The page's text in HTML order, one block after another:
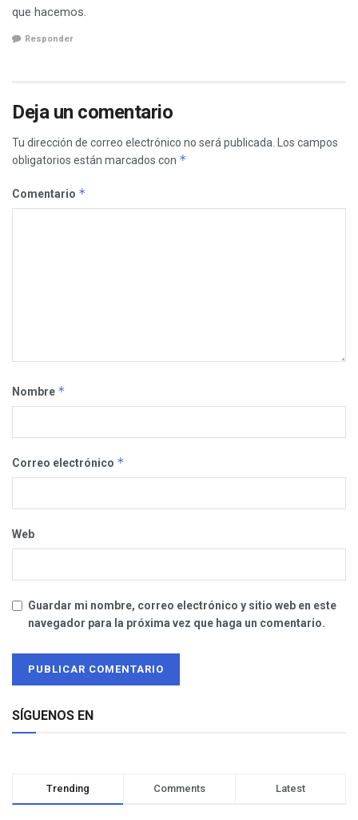
que hacemos.
Responder
Deja un comentario
Tu dirección de correo electrónico no será publicada.
Los campos
obligatorios están marcados con *
Comentario *
Nombre *
Correo electrónico *
Web
Guardar mi nombre, correo electrónico y sitio web en este
navegador para la próxima vez que haga un comentario.
SÍGUENOS EN
Trending Comments Latest